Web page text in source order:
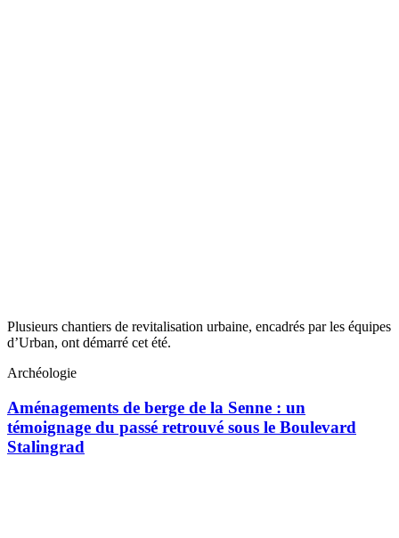
Plusieurs chantiers de revitalisation urbaine, encadrés par les équipes
d’Urban, ont démarré cet été.
Archéologie
Aménagements de berge de la Senne : un
témoignage du passé retrouvé sous le Boulevard
Stalingrad